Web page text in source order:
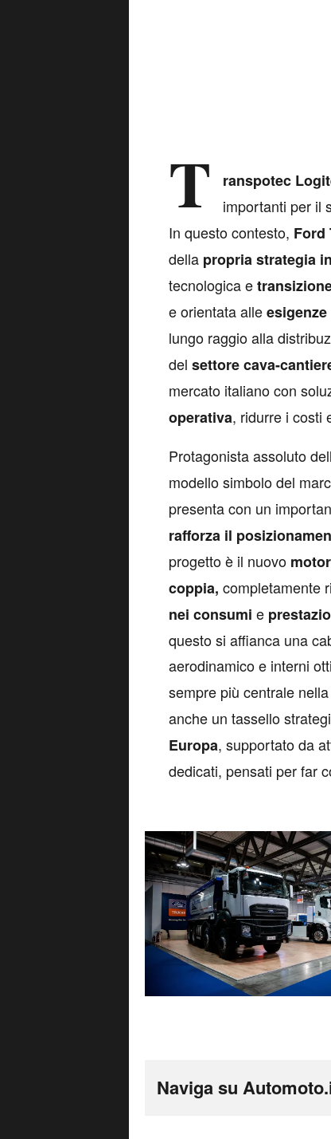
T ranspotec
importanti per il
In questo contesto, Ford
della propria strategia
tecnologica e
e orientata alle
lungo raggio alla
del settore cava-
mercato italiano con
operativa, ridurre i costi
Protagonista assoluto
modello simbolo del
presenta con un
rafforza il
progetto è il nuovo
coppia, completamente
nei consumi e
questo si affianca una
aerodinamico e interni
sempre più centrale
anche un tassello
Europa, supportato da
dedicati, pensati per far
Naviga su